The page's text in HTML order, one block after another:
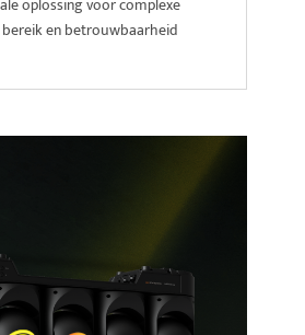
oplossing voor complexe
en betrouwbaarheid